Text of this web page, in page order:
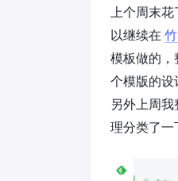
上个周末
以继续在
模板做的，
个模版的设
另外上周
理分类了一